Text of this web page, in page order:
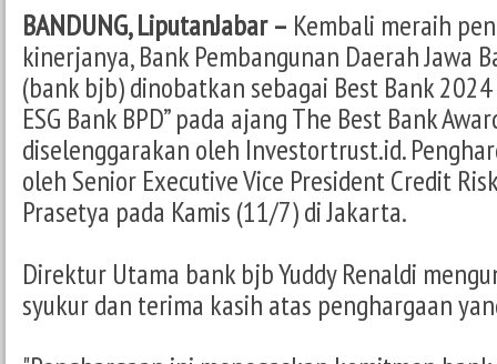
BANDUNG, LiputanJabar – Kembali meraih
kinerjanya, Bank Pembangunan Daerah Jawa
(bank bjb) dinobatkan sebagai Best Bank
ESG Bank BPD” pada ajang The Best Bank
diselenggarakan oleh Investortrust.id.
oleh Senior Executive Vice President Credit
Prasetya pada Kamis (11/7) di Jakarta.
Direktur Utama bank bjb Yuddy Renaldi
syukur dan terima kasih atas penghargaan